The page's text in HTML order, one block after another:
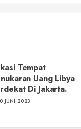
Tempat
Uang Libya
Di Jakarta.
JUNI 2023